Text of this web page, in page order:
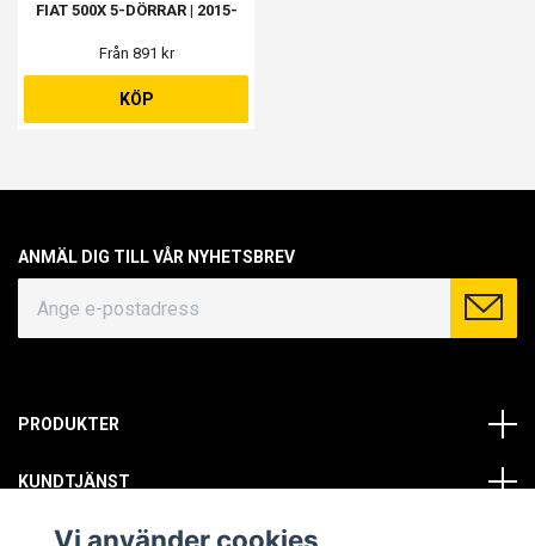
FIAT 500X 5-DÖRRAR | 2015-
Från 891 kr
KÖP
ANMÄL DIG TILL VÅR NYHETSBREV
PRODUKTER
KUNDTJÄNST
OM OSS